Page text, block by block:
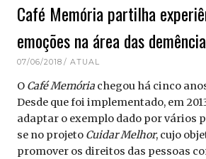
Café Memória partilha
emoções na área das
07/06/2018 ATUAL
O Café Memória chegou há cinco
Desde que foi implementado, em
adaptar o exemplo dado por vários
se no projeto Cuidar Melhor, cujo
promover os direitos das pessoas